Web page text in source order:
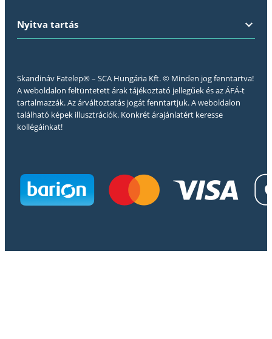
Nyitva tartás
Skandináv Fatelep® – SCA Hungária Kft. © Minden jog fenntartva!
A weboldalon feltüntetett árak tájékoztató jellegűek és az ÁFÁ-t
tartalmazzák. Az árváltoztatás jogát fenntartjuk. A weboldalon
található képek illusztrációk. Konkrét árajánlatért keresse
kollégáinkat!